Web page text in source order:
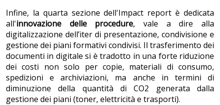
Infine, la quarta sezione dell'Impact report è dedicata
all'innovazione delle procedure, vale a dire alla
digitalizzazione dell’iter di presentazione, condivisione e
gestione dei piani formativi condivisi. Il trasferimento dei
documenti in digitale si è tradotto in una forte riduzione
dei costi non solo per copie, materiali di consumo,
spedizioni e archiviazioni, ma anche in termini di
diminuzione della quantità di CO2 generata dalla
gestione dei piani (toner, elettricità e trasporti).